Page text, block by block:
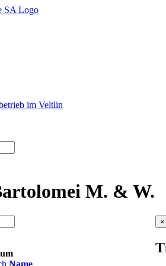
im Veltlin
M. & W.
Name
×